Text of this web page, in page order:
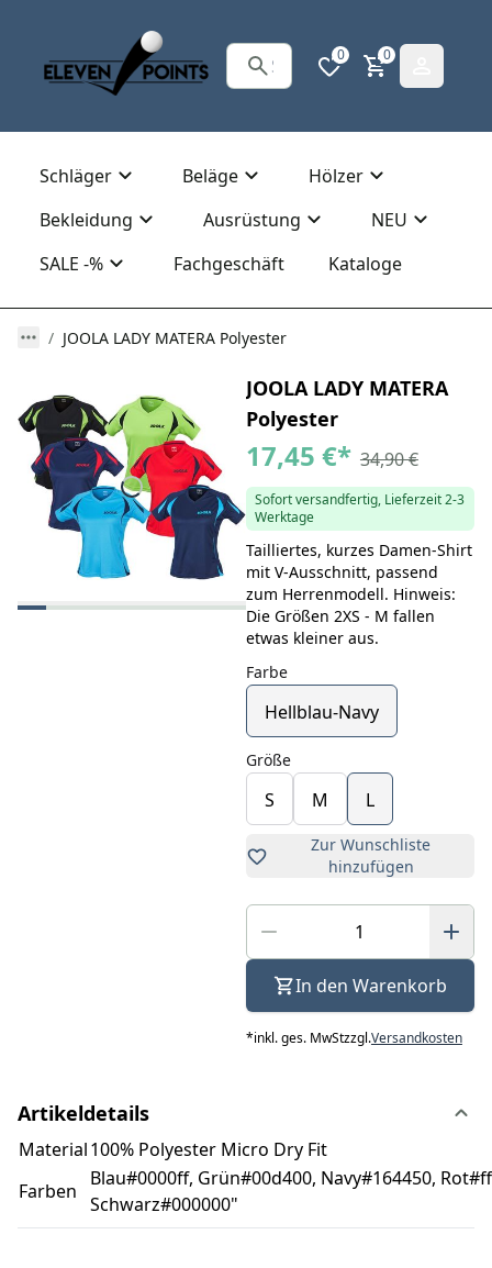
0 0
Schläger Beläge
Hölzer
Bekleidung
Ausrüstung
NEU
SALE -%
Fachgeschäft Kataloge
JOOLA LADY MATERA Polyester
JOOLA LADY MATERA
Polyester
17,45 €* 34,90 €
Sofort versandfertig, Lieferzeit 2-3
Werktage
Tailliertes, kurzes Damen-Shirt
mit V-Ausschnitt, passend
zum Herrenmodell. Hinweis:
Die Größen 2XS - M fallen
etwas kleiner aus.
Farbe
Hellblau-Navy
Größe
S M L
Zur Wunschliste
hinzufügen
In den Warenkorb
*inkl. ges. MwStzzgl.Versandkosten
Artikeldetails
Material100% Polyester Micro Dry Fit
Farben
Blau#0000ff, Grün#00d400, Navy#164450,
Schwarz#000000"